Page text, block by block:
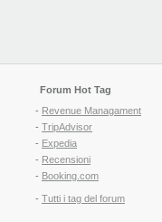
Forum Hot Tag
- Revenue Managament
- TripAdvisor
- Expedia
- Recensioni
- Booking.com
- Tutti i tag del forum